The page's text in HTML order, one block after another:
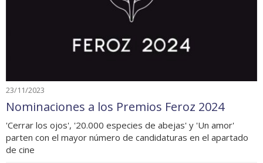
23/11/2023
Nominaciones a los Premios Feroz 2024
'Cerrar los ojos', '20.000 especies de abejas' y 'Un amor'
parten con el mayor número de candidaturas en el apartado
de cine